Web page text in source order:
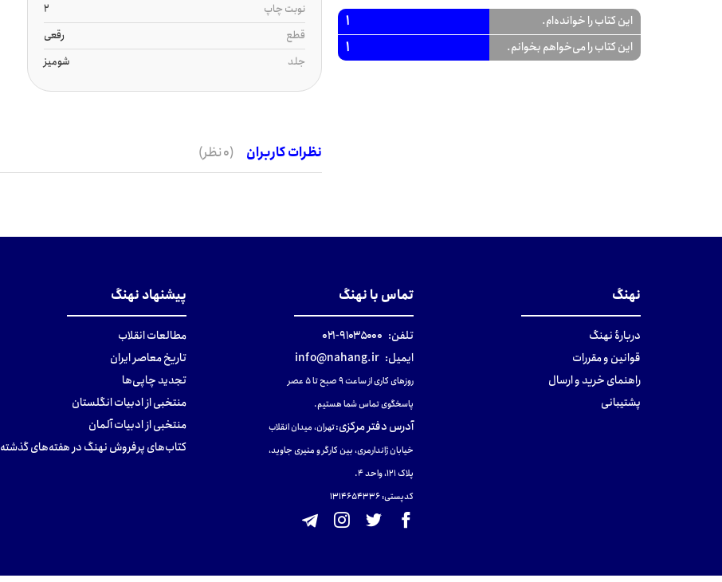
این کتاب را خوانده‌ام. 1
این کتاب را می‌خواهم بخوانم. 1
نوبت چاپ
2
قطع
رقعی
جلد
شومیز
نظرات کاربران (0 نظر)
نهنگ
دربارهٔ نهنگ
قوانین و مقررات
راهنمای خرید و ارسال
پشتیبانی
تماس با نهنگ
تلفن: ۹۱۰۳۵۰۰۰-۰۲۱
ایمیل: info@nahang.ir
روزهای کاری از ساعت ۹ صبح تا ۵ عصر
پاسخگوی تماس شما هستیم.
آدرس دفتر مرکزی:تهران، میدان انقلاب
خیابان ژاندارمری، بین کارگر و منیری جاوید،
پلاک 121، واحد ۴.
کدپستی: 131465433۶
پیشنهاد نهنگ
مطالعات انقلاب
تاریخ معاصر ایران
تجدید چاپی‌ها
منتخبی از ادبیات انگلستان
منتخبی از ادبیات آلمان
کتاب‌های پرفروش نهنگ در هفته‌های گذشته